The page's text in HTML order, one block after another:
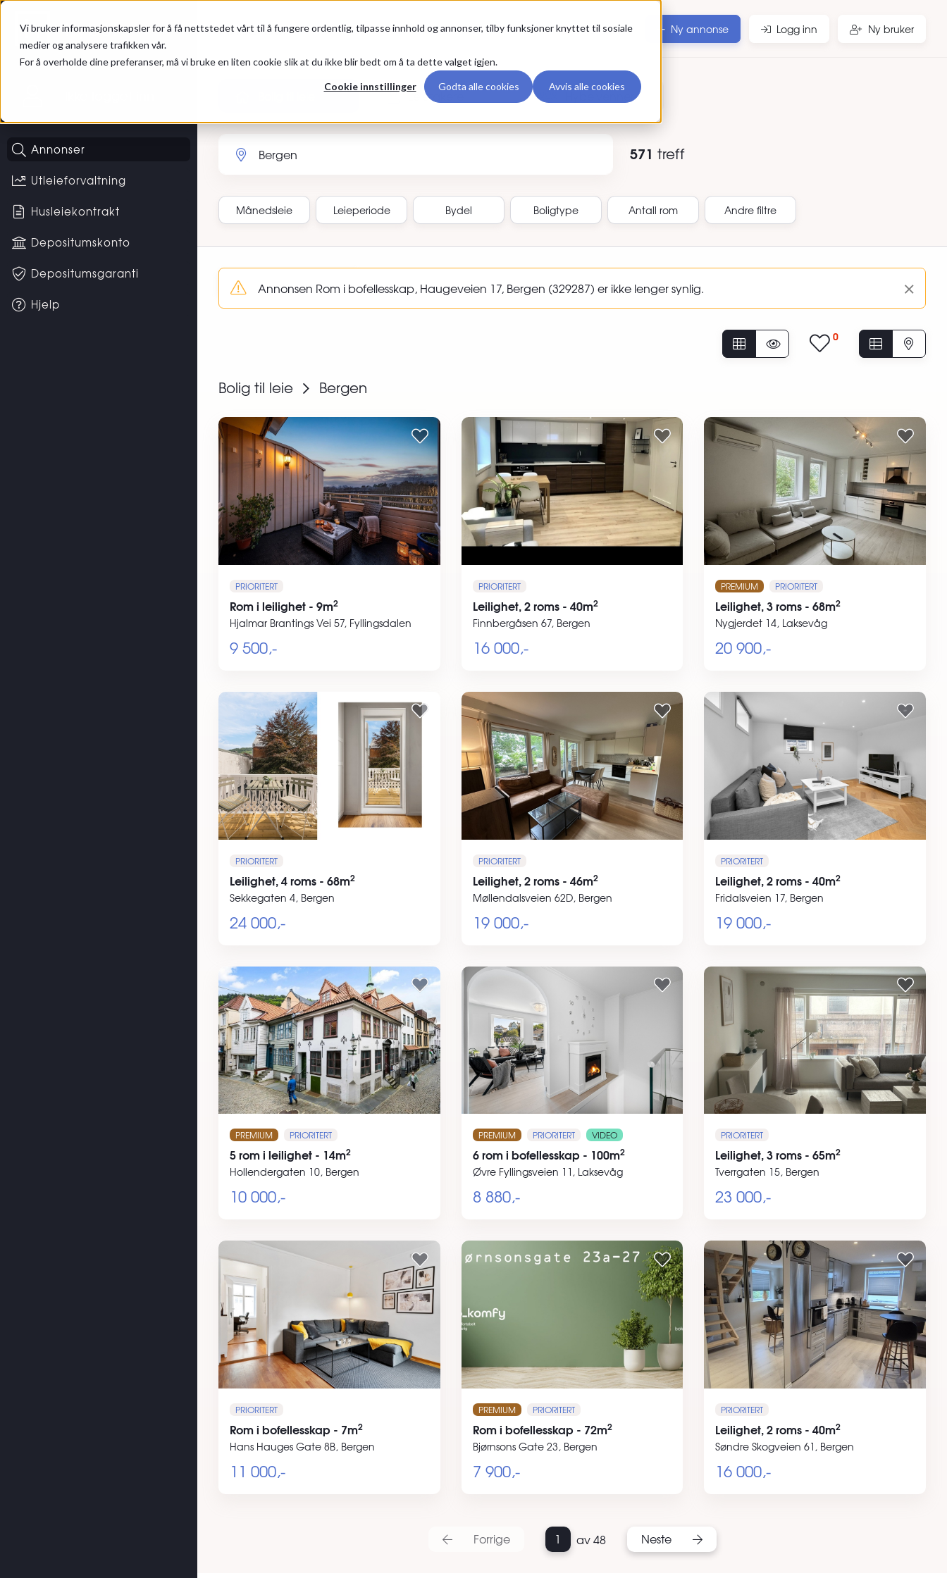
Vi bruker informasjonskapsler for å få nettstedet vårt til å fungere ordentlig, tilpasse innhold og annonser, tilby funksjoner knyttet til sosiale
medier og analysere trafikken vår.
For å overholde dine preferanser, må vi bruke en liten cookie slik at du ikke blir bedt om å ta dette valget igjen.
Cookie innstillinger Godta alle cookies Avvis alle cookies
Hybel
Annonser
Utleieforvaltning
Husleiekontrakt
Depositumskonto
Depositumsgaranti
Hjelp
Annonser Premium Ny annonse Logg inn Ny bruker
Leietakere Hybelvenner
Søk etter sted eller annonse-ID
571 treff
Månedsleie Leieperiode Bydel Boligtype Antall rom Andre filtre
Sortering
Annonsen Rom i bofellesskap, Haugeveien 17, Bergen (329287) er ikke lenger synlig.
0
Bolig til leie Bergen
PRIORITERT
Rom i leilighet - 9m2
Hjalmar Brantings Vei 57, Fyllingsdalen
9 500,-
PRIORITERT
Leilighet, 2 roms - 40m2
Finnbergåsen 67, Bergen
16 000,-
PREMIUM PRIORITERT
Leilighet, 3 roms - 68m2
Nygjerdet 14, Laksevåg
20 900,-
PRIORITERT
Leilighet, 4 roms - 68m2
Sekkegaten 4, Bergen
24 000,-
PRIORITERT
Leilighet, 2 roms - 46m2
Møllendalsveien 62D, Bergen
19 000,-
PRIORITERT
Leilighet, 2 roms - 40m2
Fridalsveien 17, Bergen
19 000,-
PREMIUM PRIORITERT
5 rom i leilighet - 14m2
Hollendergaten 10, Bergen
10 000,-
PREMIUM PRIORITERT VIDEO
6 rom i bofellesskap - 100m2
Øvre Fyllingsveien 11, Laksevåg
8 880,-
PRIORITERT
Leilighet, 3 roms - 65m2
Tverrgaten 15, Bergen
23 000,-
PRIORITERT
Rom i bofellesskap - 7m2
Hans Hauges Gate 8B, Bergen
11 000,-
PREMIUM PRIORITERT
Rom i bofellesskap - 72m2
Bjørnsons Gate 23, Bergen
7 900,-
PRIORITERT
Leilighet, 2 roms - 40m2
Søndre Skogveien 61, Bergen
16 000,-
Forrige 1 av 48 Neste